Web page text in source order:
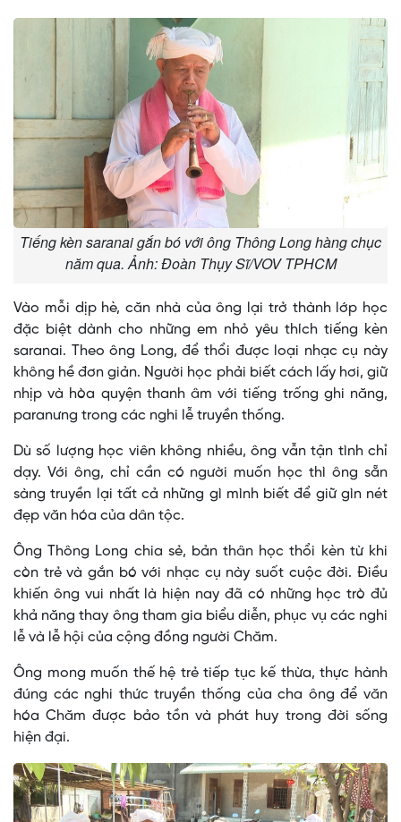
Tiếng kèn saranai gắn bó với ông Thông Long hàng chục
năm qua. Ảnh: Đoàn Thụy Sĩ/VOV TPHCM
Vào mỗi dịp hè, căn nhà của ông lại trở thành lớp học
đặc biệt dành cho những em nhỏ yêu thích tiếng kèn
saranai. Theo ông Long, để thổi được loại nhạc cụ này
không hề đơn giản. Người học phải biết cách lấy hơi, giữ
nhịp và hòa quyện thanh âm với tiếng trống ghi năng,
paranưng trong các nghi lễ truyền thống.
Dù số lượng học viên không nhiều, ông vẫn tận tình chỉ
dạy. Với ông, chỉ cần có người muốn học thì ông sẵn
sàng truyền lại tất cả những gì mình biết để giữ gìn nét
đẹp văn hóa của dân tộc.
Ông Thông Long chia sẻ, bản thân học thổi kèn từ khi
còn trẻ và gắn bó với nhạc cụ này suốt cuộc đời. Điều
khiến ông vui nhất là hiện nay đã có những học trò đủ
khả năng thay ông tham gia biểu diễn, phục vụ các nghi
lễ và lễ hội của cộng đồng người Chăm.
Ông mong muốn thế hệ trẻ tiếp tục kế thừa, thực hành
đúng các nghi thức truyền thống của cha ông để văn
hóa Chăm được bảo tồn và phát huy trong đời sống
hiện đại.